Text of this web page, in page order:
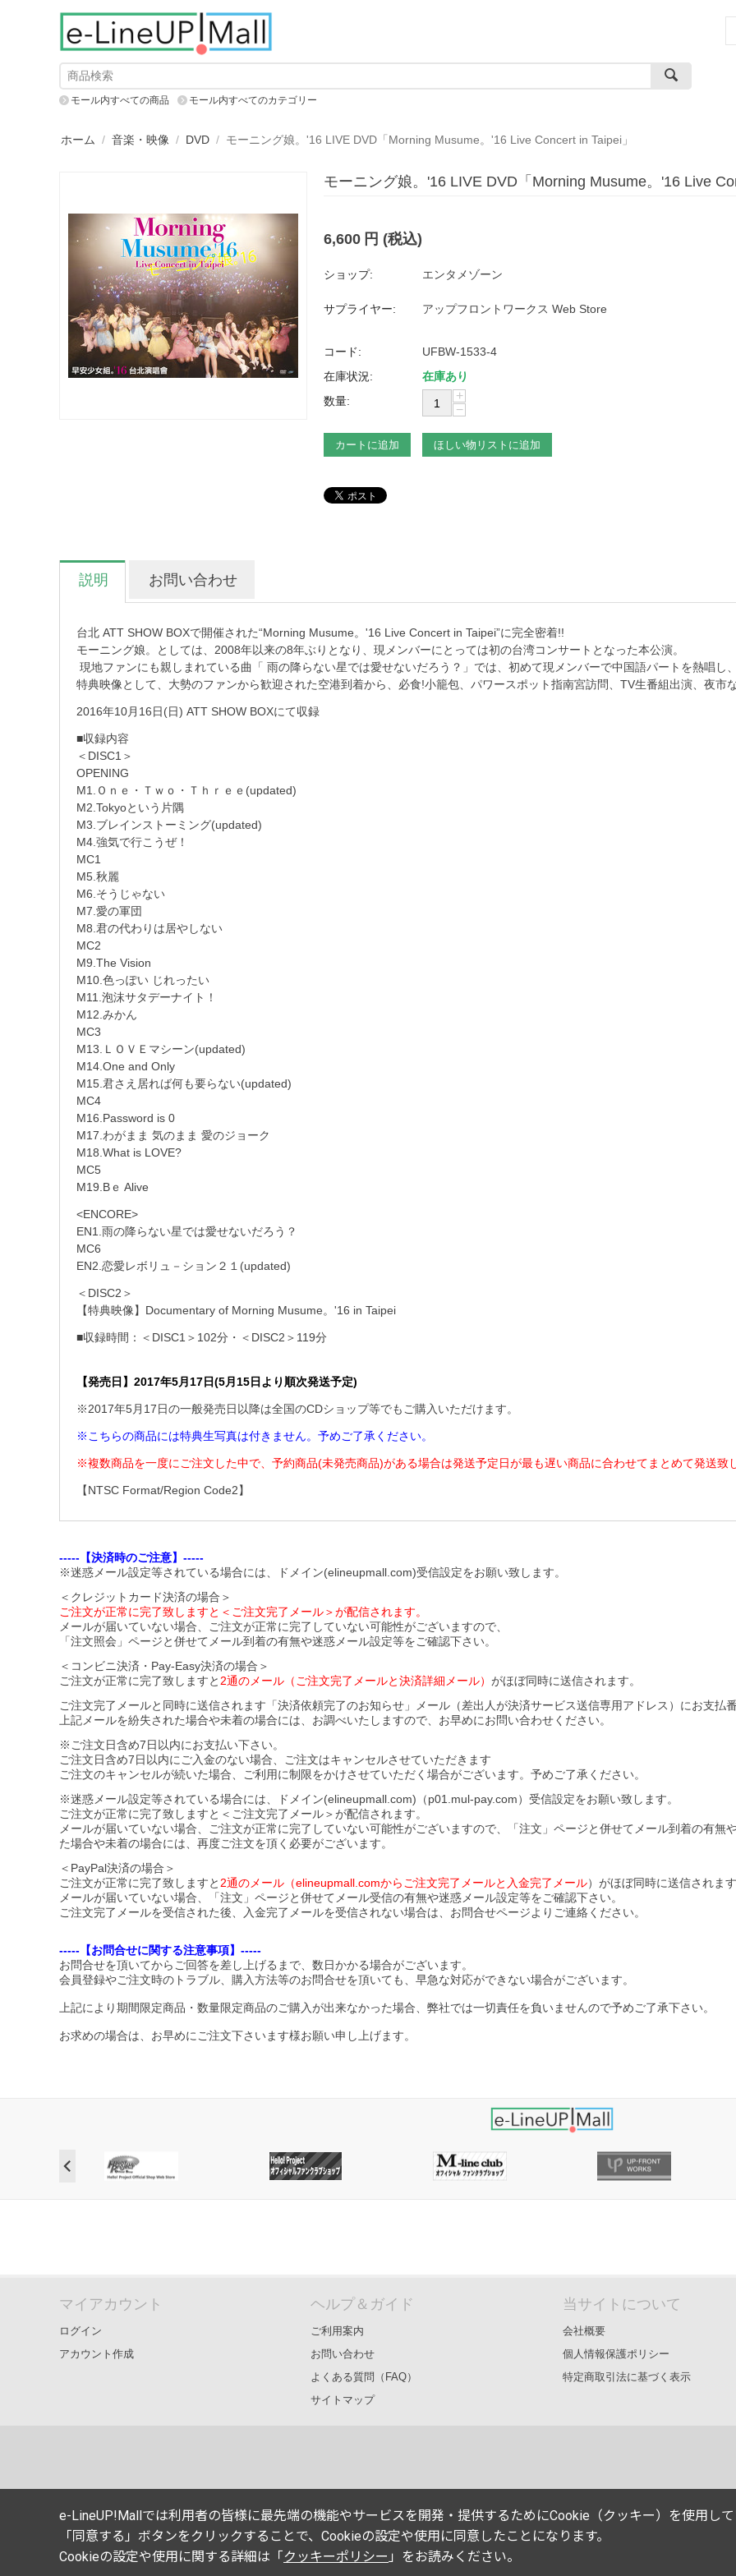
モール内すべての商品 モール内すべてのカテゴリー
ホーム / 音楽・映像 / DVD / モーニング娘。'16 LIVE DVD「Morning Musume。'16 Live Concert in Taipei」
モーニング娘。'16 LIVE DVD「Morning Musume。'16 Live
6,600 円 (税込)
ショップ: エンタメゾーン
サプライヤー: アップフロントワークス Web Store
コード:
UFBW-1533-4
在庫状況:
在庫あり
数量:
+
−
カートに追加 ほしい物リストに追加
説明 お問い合わせ
台北 ATT SHOW BOXで開催された“Morning Musume。'16 Live Concert in Taipei”に完全密着!!
モーニング娘。としては、2008年以来の8年ぶりとなり、現メンバーにとっては初の台湾コンサートとなった本公演。
現地ファンにも親しまれている曲「 雨の降らない星では愛せないだろう？」では、初めて現メンバーで中国語パートを熱唱し
特典映像として、大勢のファンから歓迎された空港到着から、必食!小籠包、パワースポット指南宮訪問、TV生番組出演、夜市
2016年10月16日(日) ATT SHOW BOXにて収録
■収録内容
＜DISC1＞
OPENING
M1.Ｏｎｅ・Ｔｗｏ・Ｔｈｒｅｅ(updated)
M2.Tokyoという片隅
M3.ブレインストーミング(updated)
M4.強気で行こうぜ！
MC1
M5.秋麗
M6.そうじゃない
M7.愛の軍団
M8.君の代わりは居やしない
MC2
M9.The Vision
M10.色っぽい じれったい
M11.泡沫サタデーナイト！
M12.みかん
MC3
M13.ＬＯＶＥマシーン(updated)
M14.One and Only
M15.君さえ居れば何も要らない(updated)
MC4
M16.Password is 0
M17.わがまま 気のまま 愛のジョーク
M18.What is LOVE?
MC5
M19.Bｅ Alive
<ENCORE>
EN1.雨の降らない星では愛せないだろう？
MC6
EN2.恋愛レボリュ－ション２１(updated)
＜DISC2＞
【特典映像】Documentary of Morning Musume。'16 in Taipei
■収録時間：＜DISC1＞102分・＜DISC2＞119分
【発売日】2017年5月17日(5月15日より順次発送予定)
※2017年5月17日の一般発売日以降は全国のCDショップ等でもご購入いただけます。
※こちらの商品には特典生写真は付きません。予めご了承ください。
※複数商品を一度にご注文した中で、予約商品(未発売商品)がある場合は発送予定日が最も遅い商品に合わせてまとめて発送致
【NTSC Format/Region Code2】
-----【決済時のご注意】-----
※迷惑メール設定等されている場合には、ドメイン(elineupmall.com)受信設定をお願い致します。
＜クレジットカード決済の場合＞
ご注文が正常に完了致しますと＜ご注文完了メール＞が配信されます。
メールが届いていない場合、ご注文が正常に完了していない可能性がございますので、
「注文照会」ページと併せてメール到着の有無や迷惑メール設定等をご確認下さい。
＜コンビニ決済・Pay-Easy決済の場合＞
ご注文が正常に完了致しますと2通のメール（ご注文完了メールと決済詳細メール） がほぼ同時に送信されます。
ご注文完了メールと同時に送信されます「決済依頼完了のお知らせ」メール（差出人が決済サービス送信専用アドレス）にお支払
上記メールを紛失された場合や未着の場合には、お調べいたしますので、お早めにお問い合わせください。
※ご注文日含め7日以内にお支払い下さい。
ご注文日含め7日以内にご入金のない場合、ご注文はキャンセルさせていただきます
ご注文のキャンセルが続いた場合、ご利用に制限をかけさせていただく場合がございます。予めご了承ください。
※迷惑メール設定等されている場合には、ドメイン(elineupmall.com)（p01.mul-pay.com）受信設定をお願い致します。
ご注文が正常に完了致しますと＜ご注文完了メール＞が配信されます。
メールが届いていない場合、ご注文が正常に完了していない可能性がございますので、「注文」ページと併せてメール到着の有無
た場合や未着の場合には、再度ご注文を頂く必要がございます。
＜PayPal決済の場合＞
ご注文が正常に完了致しますと2通のメール（elineupmall.comからご注文完了メールと入金完了メール）がほぼ同時に送信されま
メールが届いていない場合、「注文」ページと併せてメール受信の有無や迷惑メール設定等をご確認下さい。
ご注文完了メールを受信された後、入金完了メールを受信されない場合は、お問合せページよりご連絡ください。
-----【お問合せに関する注意事項】-----
お問合せを頂いてからご回答を差し上げるまで、数日かかる場合がございます。
会員登録やご注文時のトラブル、購入方法等のお問合せを頂いても、早急な対応ができない場合がございます。
上記により期間限定商品・数量限定商品のご購入が出来なかった場合、弊社では一切責任を負いませんので予めご了承下さい。
お求めの場合は、お早めにご注文下さいます様お願い申し上げます。
マイアカウント
ログイン
アカウント作成
ヘルプ＆ガイド
ご利用案内
お問い合わせ
よくある質問（FAQ）
サイトマップ
当サイトについて
会社概要
個人情報保護ポリシー
特定商取引法に基づく表示
e-LineUP!Mallでは利用者の皆様に最先端の機能やサービスを開発・提供するためにCookie（クッキー）を使用し
「同意する」ボタンをクリックすることで、Cookieの設定や使用に同意したことになります。
Cookieの設定や使用に関する詳細は「クッキーポリシー 」をお読みください。